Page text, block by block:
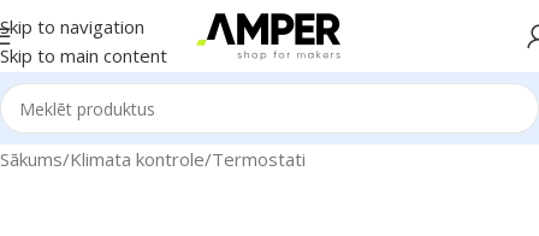
Skip to navigation
Skip to main content
Sākums/Klimata kontrole/Termostati